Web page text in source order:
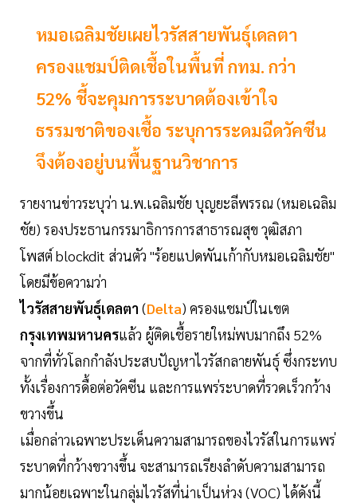
หมอเฉลิมชัยเผยไวรัสสายพันธุ์เดลตา
ครองแชมป์ติดเชื้อในพื้นที่ กทม. กว่า
52% ชี้จะคุมการระบาดต้องเข้าใจ
ธรรมชาติของเชื้อ ระบุการระดมฉีดวัคซีน
จึงต้องอยู่บนพื้นฐานวิชาการ
รายงานข่าวระบุว่า น.พ.เฉลิมชัย บุญยะลีพรรณ (หมอเฉลิม
ชัย) รองประธานกรรมาธิการการสาธารณสุข วุฒิสภา
โพสต์ blockdit ส่วนตัว "ร้อยแปดพันเก้ากับหมอเฉลิมชัย"
โดยมีข้อความว่า
ไวรัสสายพันธุ์เดลตา (Delta) ครองแชมป์ในเขต
กรุงเทพมหานครแล้ว ผู้ติดเชื้อรายใหม่พบมากถึง 52%
จากที่ทั่วโลกกำลังประสบปัญหาไวรัสกลายพันธุ์ ซึ่งกระทบ
ทั้งเรื่องการดื้อต่อวัคซีน และการแพร่ระบาดที่รวดเร็วกว้าง
ขวางขึ้น
เมื่อกล่าวเฉพาะประเด็นความสามารถของไวรัสในการแพร่
ระบาดที่กว้างขวางขึ้น จะสามารถเรียงลำดับความสามารถ
มากน้อยเฉพาะในกลุ่มไวรัสที่น่าเป็นห่วง (VOC) ได้ดังนี้